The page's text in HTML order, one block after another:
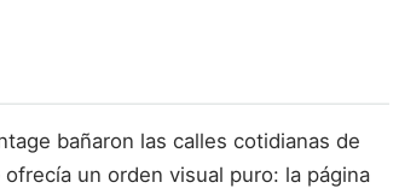
bañaron las calles cotidianas de
un orden visual puro: la página